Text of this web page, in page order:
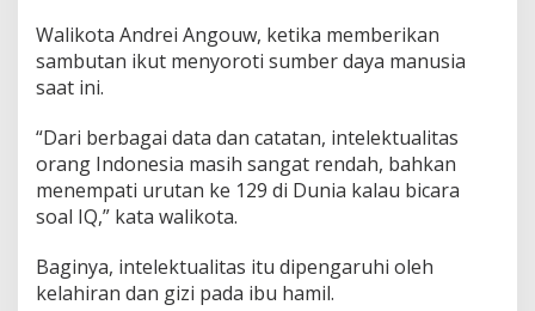
Walikota Andrei Angouw, ketika memberikan
sambutan ikut menyoroti sumber daya manusia
saat ini.
“Dari berbagai data dan catatan, intelektualitas
orang Indonesia masih sangat rendah, bahkan
menempati urutan ke 129 di Dunia kalau bicara
soal IQ,” kata walikota.
Baginya, intelektualitas itu dipengaruhi oleh
kelahiran dan gizi pada ibu hamil.